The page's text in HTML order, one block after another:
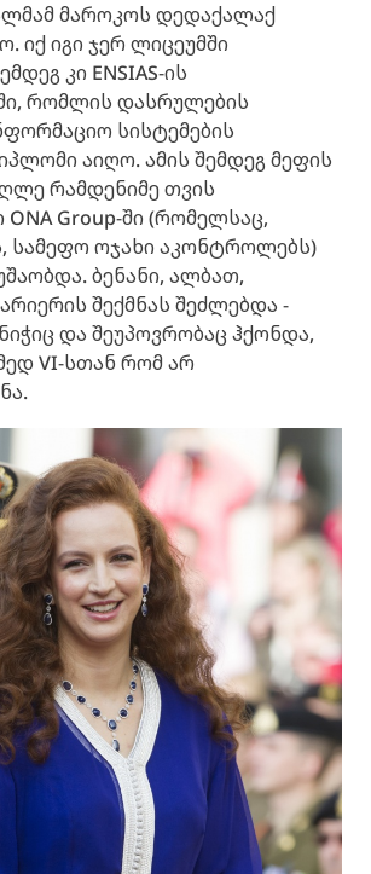
მაროკოს დედაქალაქ
იქ იგი ჯერ ლიცეუმში
კი ENSIAS-ის
რომლის დასრულების
სისტემების
აიღო. ამის შემდეგ მეფის
რამდენიმე თვის
ONA Group-ში (რომელსაც,
სამეფო ოჯახი აკონტროლებს)
ბენანი, ალბათ,
შექმნას შეძლებდა -
და შეუპოვრობაც ჰქონდა,
VI-სთან რომ არ